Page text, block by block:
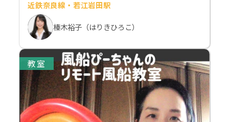
近鉄奈良線・若江岩田駅
榛木裕子（はりきひろこ）
教室